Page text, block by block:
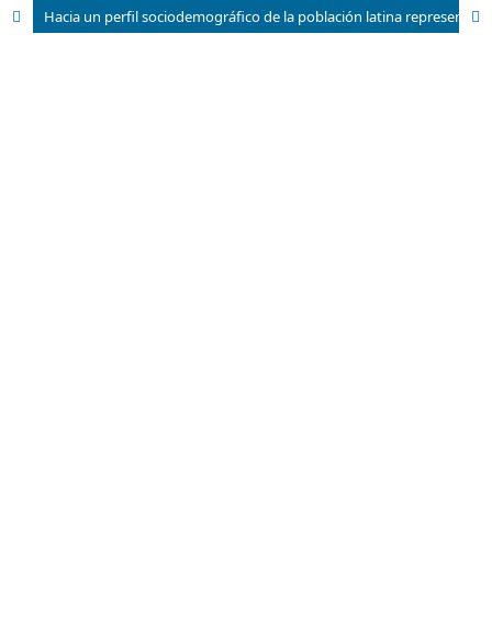
Hacia un perfil sociodemográfico de la población latina representada en medios de prensa de los Estados Unidos